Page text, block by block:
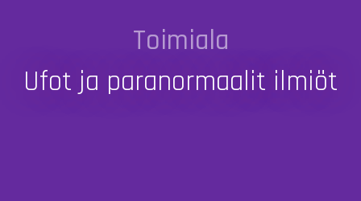
Toimiala
Ufot ja paranormaalit ilmiöt